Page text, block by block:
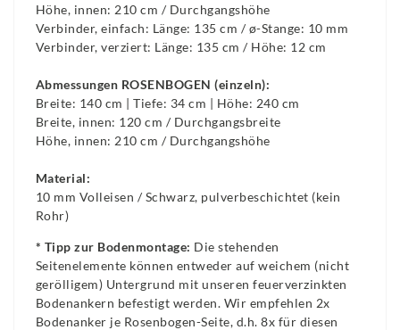
Höhe, innen: 210 cm / Durchgangshöhe
Verbinder, einfach: Länge: 135 cm / ø-Stange: 10 mm
Verbinder, verziert: Länge: 135 cm / Höhe: 12 cm
Abmessungen ROSENBOGEN (einzeln):
Breite: 140 cm | Tiefe: 34 cm | Höhe: 240 cm
Breite, innen: 120 cm / Durchgangsbreite
Höhe, innen: 210 cm / Durchgangshöhe
Material:
10 mm Volleisen / Schwarz, pulverbeschichtet (kein
Rohr)
* Tipp zur Bodenmontage: Die stehenden
Seitenelemente können entweder auf weichem (nicht
gerölligem) Untergrund mit unseren feuerverzinkten
Bodenankern befestigt werden. Wir empfehlen 2x
Bodenanker je Rosenbogen-Seite, d.h. 8x für diesen